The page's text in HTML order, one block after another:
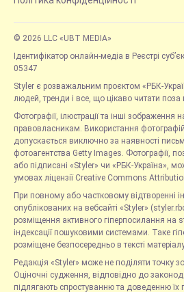
© 2026 LLC «UBT MEDIA»
Ідентифікатор онлайн-медіа в Реєстрі
05347
Styler є розважальним проєктом «РБК-
людей, тренди і все, що цікаво читати
Фотографії, ілюстрації та інші зображення
правовласникам. Використання
допускається виключно за наявності
фотоагентства Getty Images. Фотографії,
або підписані «Styler» чи «РБК-Україна»,
умовах ліцензії Creative Commons
При повному або частковому відтворенні
опублікованих на вебсайті «Styler»
розміщення активного гіперпосилання на
індексації пошуковими системами. Таке
розміщене безпосередньо в тексті
Редакція «Styler» може не поділяти точку
Оціночні судження, відповідно до
підлягають спростуванню та доведенню їх